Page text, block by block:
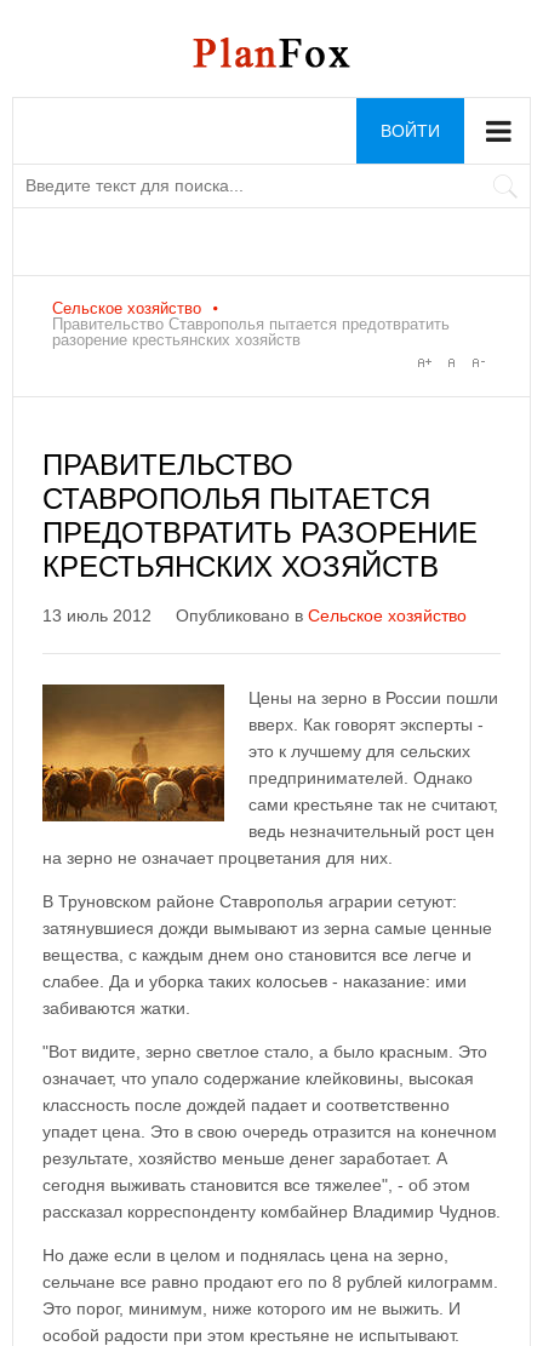
ВОЙТИ
Сельское хозяйство
Правительство Ставрополья пытается предотвратить
разорение крестьянских хозяйств
ПРАВИТЕЛЬСТВО
СТАВРОПОЛЬЯ ПЫТАЕТСЯ
ПРЕДОТВРАТИТЬ РАЗОРЕНИЕ
КРЕСТЬЯНСКИХ ХОЗЯЙСТВ
13 июль 2012 Опубликовано в Сельское хозяйство
Цены на зерно в России пошли
вверх. Как говорят эксперты -
это к лучшему для сельских
предпринимателей. Однако
сами крестьяне так не считают,
ведь незначительный рост цен
на зерно не означает процветания для них.
В Труновском районе Ставрополья аграрии сетуют:
затянувшиеся дожди вымывают из зерна самые ценные
вещества, с каждым днем оно становится все легче и
слабее. Да и уборка таких колосьев - наказание: ими
забиваются жатки.
"Вот видите, зерно светлое стало, а было красным. Это
означает, что упало содержание клейковины, высокая
классность после дождей падает и соответственно
упадет цена. Это в свою очередь отразится на конечном
результате, хозяйство меньше денег заработает. А
сегодня выживать становится все тяжелее", - об этом
рассказал корреспонденту комбайнер Владимир Чуднов.
Но даже если в целом и поднялась цена на зерно,
сельчане все равно продают его по 8 рублей килограмм.
Это порог, минимум, ниже которого им не выжить. И
особой радости при этом крестьяне не испытывают.